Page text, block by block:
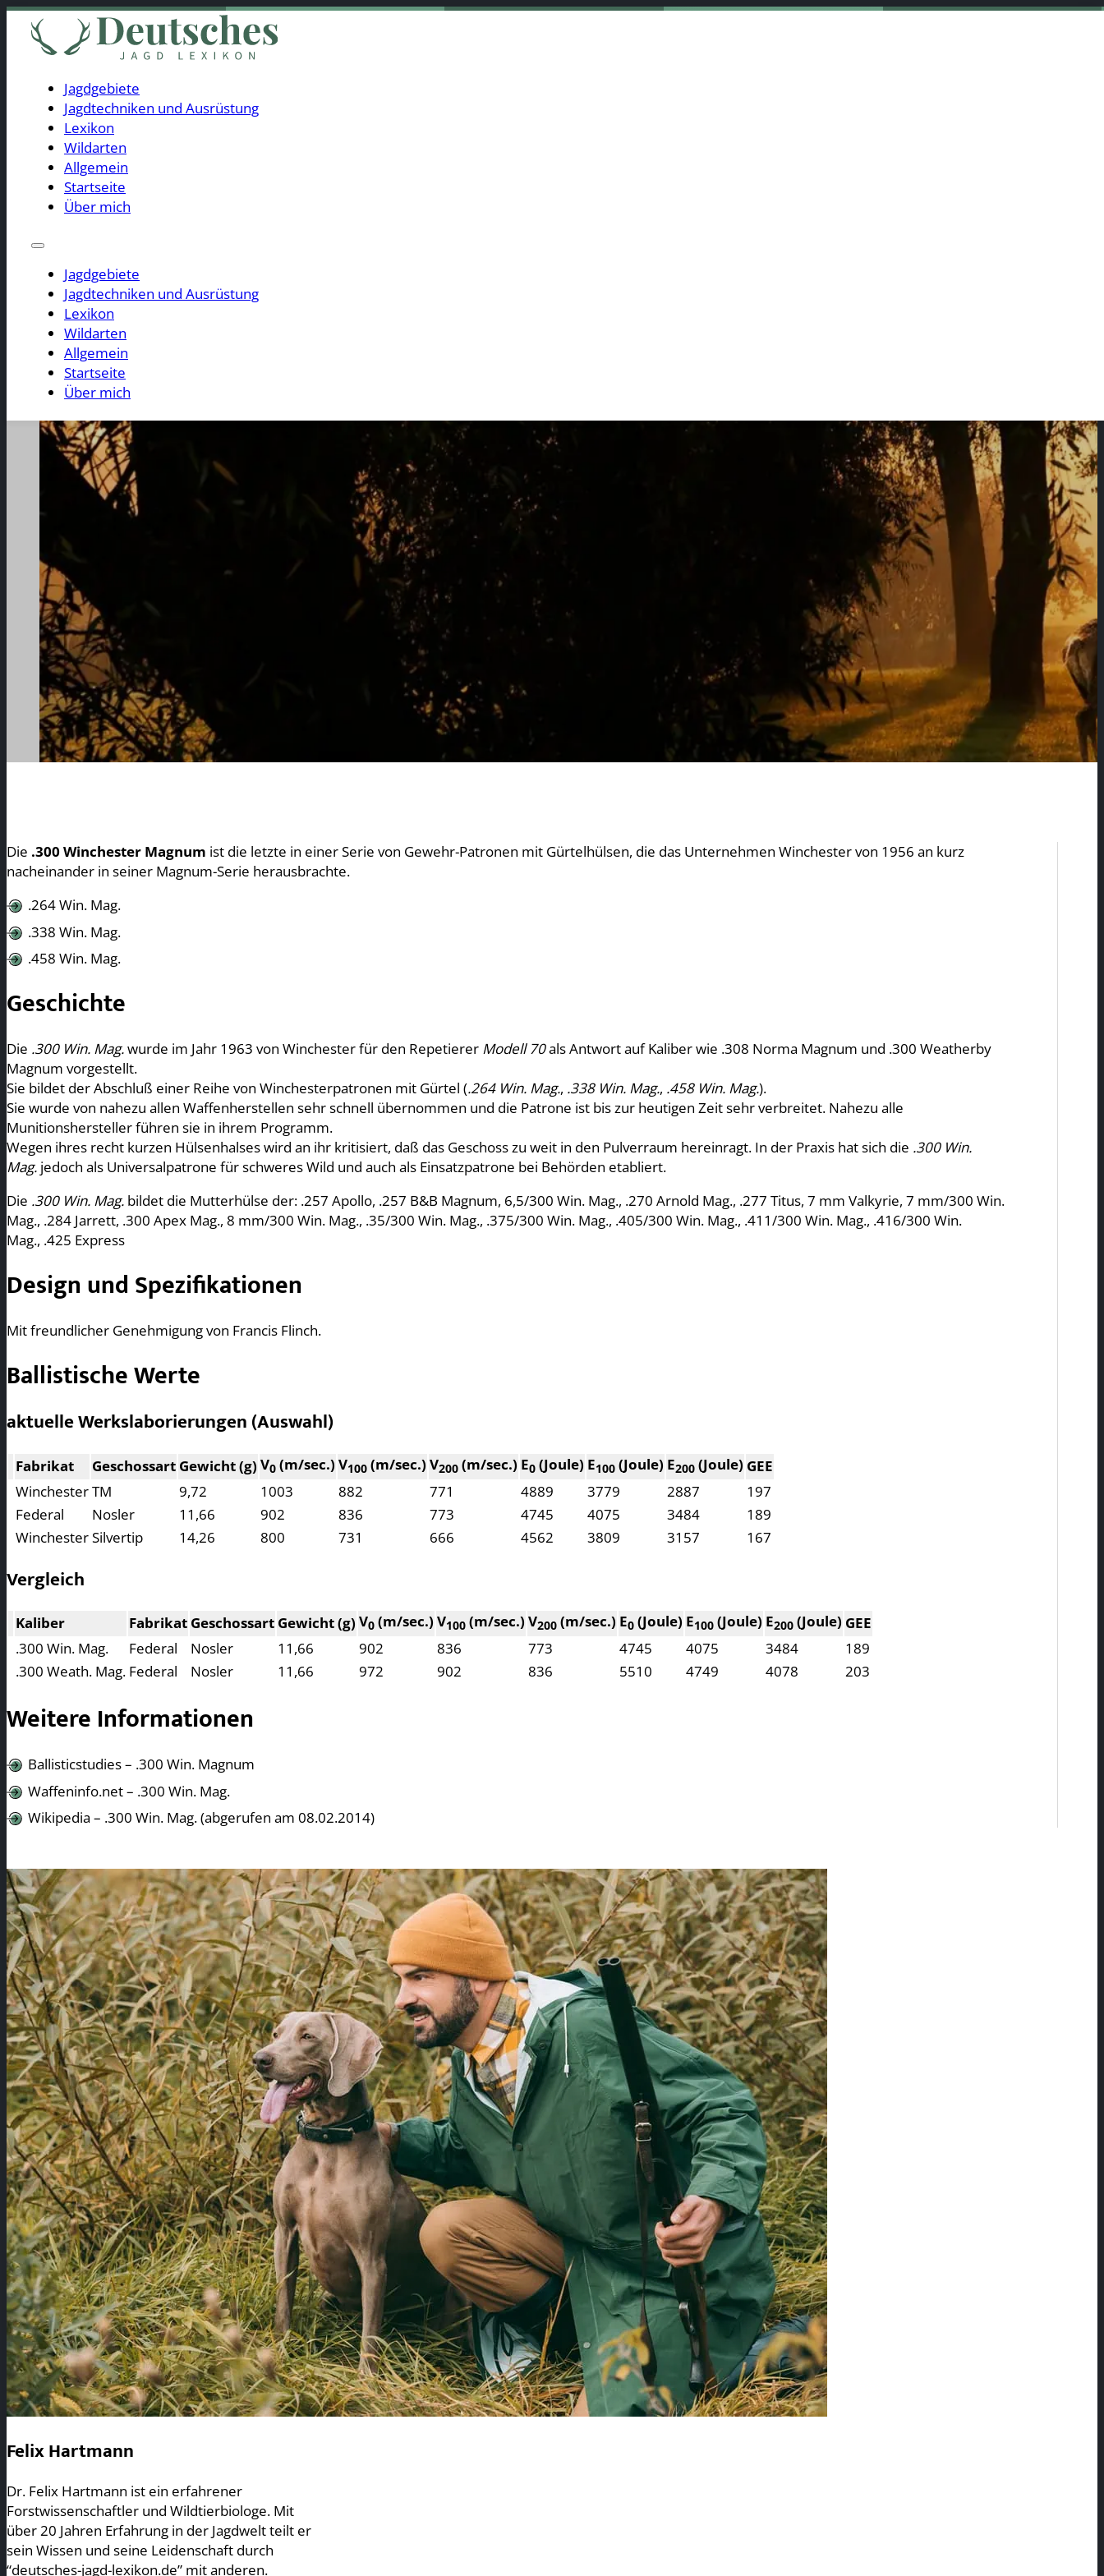
Jagdgebiete
Jagdtechniken und Ausrüstung
Lexikon
Wildarten
Allgemein
Startseite
Über mich
Jagdgebiete
Jagdtechniken und Ausrüstung
Lexikon
Wildarten
Allgemein
Startseite
Über mich
Jagdgebiete
Jagdtechniken und Ausrüstung
Lexikon
Wildarten
Über mich
Die .300 Winchester Magnum ist die letzte in einer Serie von Gewehr-Patronen mit Gürtelhülsen, die das Unternehmen Winchester von 1956 an kurz
nacheinander in seiner Magnum-Serie herausbrachte.
.264 Win. Mag.
.338 Win. Mag.
.458 Win. Mag.
Geschichte
Die .300 Win. Mag.wurde im Jahr 1963 von Winchester für den Repetierer Modell 70als Antwort auf Kaliber wie .308 Norma Magnum und .300 Weatherby
Magnum vorgestellt.
Sie bildet der Abschluß einer Reihe von Winchesterpatronen mit Gürtel (.264 Win. Mag., .338 Win. Mag., .458 Win. Mag.).
Sie wurde von nahezu allen Waffenherstellen sehr schnell übernommen und die Patrone ist bis zur heutigen Zeit sehr verbreitet. Nahezu alle
Munitionshersteller führen sie in ihrem Programm.
Wegen ihres recht kurzen Hülsenhalses wird an ihr kritisiert, daß das Geschoss zu weit in den Pulverraum hereinragt. In der Praxis hat sich die .300 Win.
Mag. jedoch als Universalpatrone für schweres Wild und auch als Einsatzpatrone bei Behörden etabliert.
Die .300 Win. Mag. bildet die Mutterhülse der: .257 Apollo, .257 B&B Magnum, 6,5/300 Win. Mag., .270 Arnold Mag., .277 Titus, 7 mm Valkyrie, 7 mm/300 Win.
Mag., .284 Jarrett, .300 Apex Mag., 8 mm/300 Win. Mag., .35/300 Win. Mag., .375/300 Win. Mag., .405/300 Win. Mag., .411/300 Win. Mag., .416/300 Win.
Mag., .425 Express
Design und Spezifikationen
Mit freundlicher Genehmigung von Francis Flinch.
Ballistische Werte
aktuelle Werkslaborierungen (Auswahl)
Fabrikat Geschossart Gewicht (g) V0 (m/sec.) V100 (m/sec.) V200 (m/sec.) E0 (Joule) E100 (Joule) E200 (Joule) GEE
WinchesterTM 9,72 1003 882 771 4889 3779 2887
197
Federal
Nosler 11,66 902 836 773 4745 4075 3484
189
WinchesterSilvertip 14,26 800 731 666 4562 3809 3157 167
Vergleich
Kaliber Fabrikat Geschossart Gewicht (g) V0 (m/sec.) V100 (m/sec.) V200 (m/sec.) E0 (Joule) E100 (Joule) E200 (Joule) GEE
.300 Win. Mag.
Federal Nosler 11,66 902 836 773 4745 4075 3484
189
.300 Weath. Mag. Federal Nosler 11,66 972 902 836 5510 4749 4078 203
Weitere Informationen
Ballisticstudies – .300 Win. Magnum
Waffeninfo.net – .300 Win. Mag.
Wikipedia – .300 Win. Mag. (abgerufen am 08.02.2014)
Felix Hartmann
Dr. Felix Hartmann ist ein erfahrener
Forstwissenschaftler und Wildtierbiologe. Mit
über 20 Jahren Erfahrung in der Jagdwelt teilt er
sein Wissen und seine Leidenschaft durch
“deutsches-jagd-lexikon.de” mit anderen.